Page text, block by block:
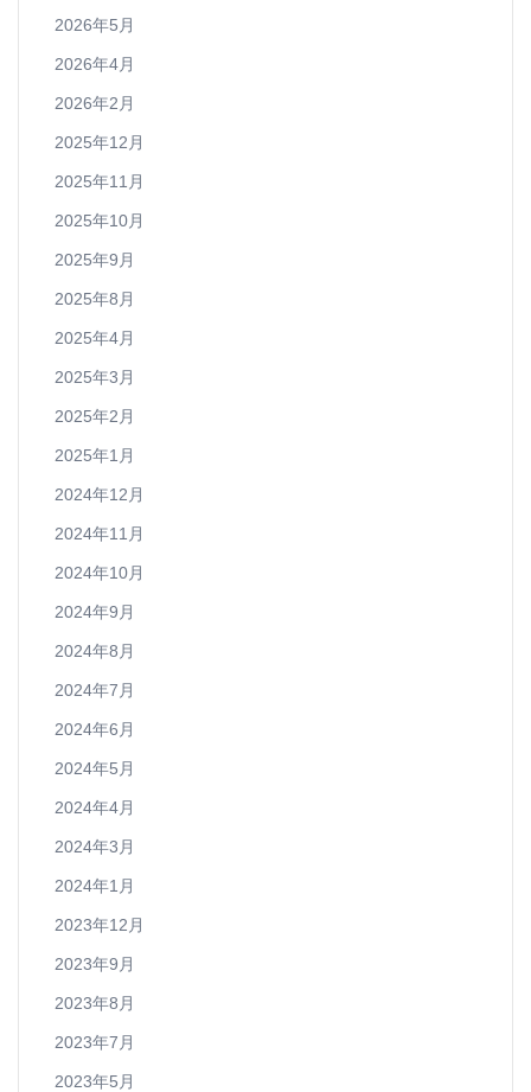
2026年5月
2026年4月
2026年2月
2025年12月
2025年11月
2025年10月
2025年9月
2025年8月
2025年4月
2025年3月
2025年2月
2025年1月
2024年12月
2024年11月
2024年10月
2024年9月
2024年8月
2024年7月
2024年6月
2024年5月
2024年4月
2024年3月
2024年1月
2023年12月
2023年9月
2023年8月
2023年7月
2023年5月